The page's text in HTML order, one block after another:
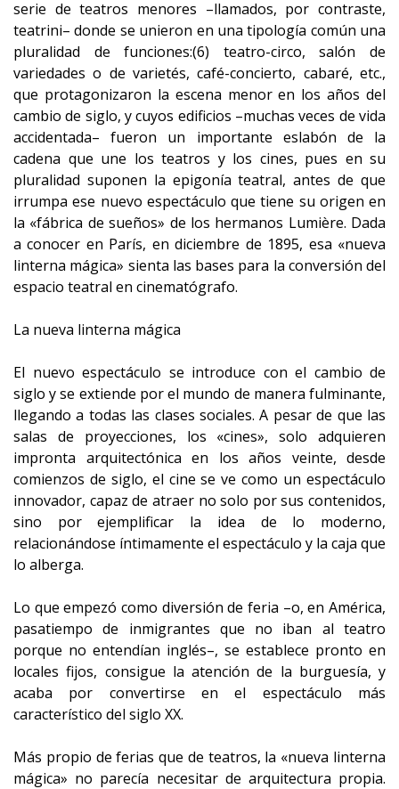
serie de teatros menores –llamados, por contraste,
teatrini– donde se unieron en una tipología común una
pluralidad de funciones:(6) teatro-circo, salón de
variedades o de varietés, café-concierto, cabaré, etc.,
que protagonizaron la escena menor en los años del
cambio de siglo, y cuyos edificios –muchas veces de vida
accidentada– fueron un importante eslabón de la
cadena que une los teatros y los cines, pues en su
pluralidad suponen la epigonía teatral, antes de que
irrumpa ese nuevo espectáculo que tiene su origen en
la «fábrica de sueños» de los hermanos Lumière. Dada
a conocer en París, en diciembre de 1895, esa «nueva
linterna mágica» sienta las bases para la conversión del
espacio teatral en cinematógrafo.
La nueva linterna mágica
El nuevo espectáculo se introduce con el cambio de
siglo y se extiende por el mundo de manera fulminante,
llegando a todas las clases sociales. A pesar de que las
salas de proyecciones, los «cines», solo adquieren
impronta arquitectónica en los años veinte, desde
comienzos de siglo, el cine se ve como un espectáculo
innovador, capaz de atraer no solo por sus contenidos,
sino por ejemplificar la idea de lo moderno,
relacionándose íntimamente el espectáculo y la caja que
lo alberga.
Lo que empezó como diversión de feria –o, en América,
pasatiempo de inmigrantes que no iban al teatro
porque no entendían inglés–, se establece pronto en
locales fijos, consigue la atención de la burguesía, y
acaba por convertirse en el espectáculo más
característico del siglo XX.
Más propio de ferias que de teatros, la «nueva linterna
mágica» no parecía necesitar de arquitectura propia.